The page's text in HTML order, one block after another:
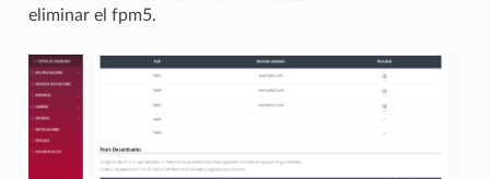
eliminar el fpm5.